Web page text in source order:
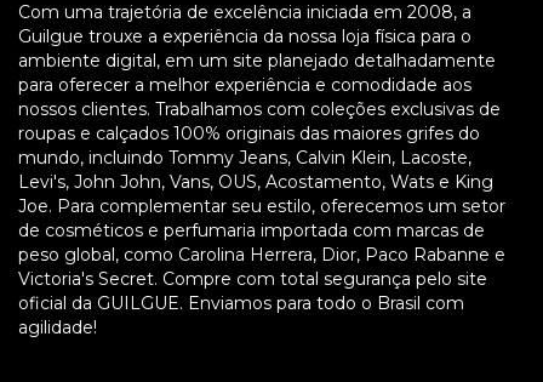
Com uma trajetória de excelência iniciada em 2008, a
Guilgue trouxe a experiência da nossa loja física para o
ambiente digital, em um site planejado detalhadamente
para oferecer a melhor experiência e comodidade aos
nossos clientes. Trabalhamos com coleções exclusivas de
roupas e calçados 100% originais das maiores grifes do
mundo, incluindo Tommy Jeans, Calvin Klein, Lacoste,
Levi's, John John, Vans, OUS, Acostamento, Wats e King
Joe. Para complementar seu estilo, oferecemos um setor
de cosméticos e perfumaria importada com marcas de
peso global, como Carolina Herrera, Dior, Paco Rabanne e
Victoria's Secret. Compre com total segurança pelo site
oficial da GUILGUE. Enviamos para todo o Brasil com
agilidade!